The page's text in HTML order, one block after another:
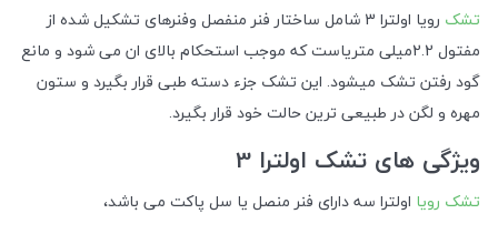
تشک
رویا اولترا 3 شامل ساختار فنر منفصل وفنرهای تشکیل شده از
مفتول 2.2میلی متریاست که موجب استحکام بالای ان می شود و مانع
گود رفتن تشک میشود. این تشک جزء دسته طبی قرار بگیرد و ستون
مهره و لگن در طبیعی ترین حالت خود قرار بگیرد.
ویژگی‌ های تشک اولترا 3
تشک رویا اولترا سه دارای فنر منصل یا سل پاکت می باشد،